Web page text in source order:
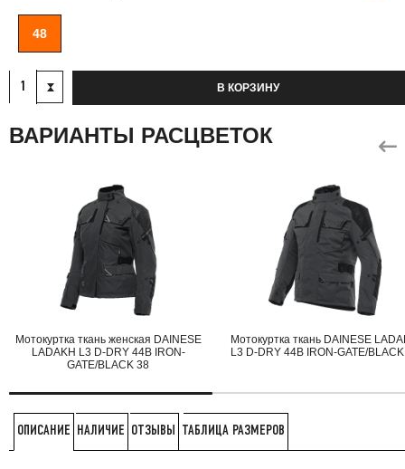
48
В КОРЗИНУ
ВАРИАНТЫ РАСЦВЕТОК
Мотокуртка ткань женская DAINESE
LADAKH L3 D-DRY 44B IRON-
GATE/BLACK 38
Мотокуртка ткань DAINESE
L3 D-DRY 44B IRON-GATE/
ОПИСАНИЕ НАЛИЧИЕ ОТЗЫВЫ ТАБЛИЦА РАЗМЕРОВ